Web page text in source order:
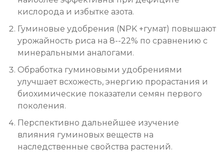
кислорода и избытке азота.
Гуминовые удобрения (NPK +гумат) повышают
урожайность риса на 8--22% по сравнению с
минеральными аналогами.
Обработка гуминовыми удобрениями
улучшает всхожесть, энергию прорастания и
биохимические показатели семян первого
поколения.
Перспективно дальнейшее изучение
влияния гуминовых веществ на
наследственные свойства растений.